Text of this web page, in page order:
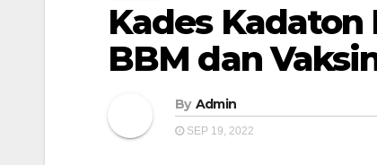
Kades
BBM dan
By Admin
SEP 19, 2022